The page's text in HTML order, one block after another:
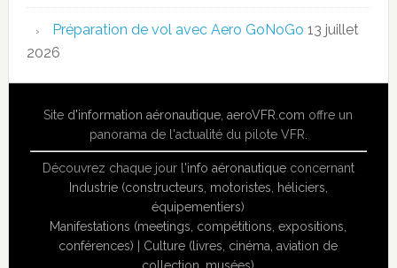
Préparation de vol avec Aero GoNoGo 13 juillet
2026
Site d'information aéronautique ,aeroVFR.com offre un
panorama de l'actualité du pilote VFR.
Découvrez chaque jour l'info aéronautiqueconcernant
Industrie (constructeurs, motoristes, héliciers,
équipementiers)
Manifestations (meetings, compétitions, expositions,
conférences)
Culture (livres, cinéma, aviation de
collection, musées)